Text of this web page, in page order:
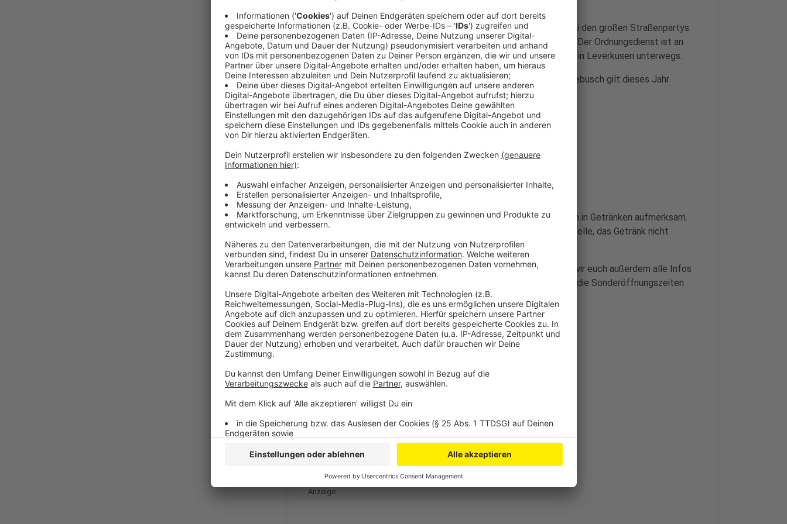
Weiterhin ist Kiffen in Gegenwart von Minderjährigen verboten. Bei den großen Straßenpartys
an Karneval könnte es dafür also auch schnell ein Bußgeld geben. Der Ordnungsdienst ist an
den jecken Tagen nämlich mit einem besonders großen Aufgebot in Leverkusen unterwegs.
Auch das Glasverbot rund um den Brunnen am Lindenplatz in Schlebusch gilt dieses Jahr
wieder.
Anzeige
Warnung vor KO-Tropfen
Außerdem macht der Frauennotruf auf die Gefahr von KO-Tropfen in Getränken aufmerksam.
Da hätte es gerade vermehrt Fälle gegeben. Deswegen rät die Stelle, das Getränk nicht
unbeobachtet stehen zu lassen.
Alle Infos dazu findet ihr über die Karnevalstagehier.Dort haben wir euch außerdem alle Infos
zu Besonderheiten im Straßenverkehr an den Karnevalstagen und die Sonderöffnungszeiten
der städtischen Einrichtungen verlinkt.
Anzeige
Anzeige
Tödlicher Rheinbrücken-Unfall: Ermittlungen gegen sechs Männer
Grüne fordern Lösung für geschlossene Kita Scharnhorststraße
Leverkusen könnte KI-Vorreiter werden
Anzeige